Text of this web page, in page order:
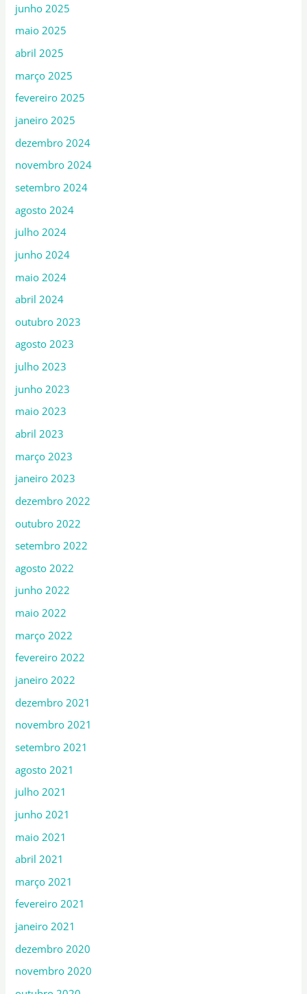
junho 2025
maio 2025
abril 2025
março 2025
fevereiro 2025
janeiro 2025
dezembro 2024
novembro 2024
setembro 2024
agosto 2024
julho 2024
junho 2024
maio 2024
abril 2024
outubro 2023
agosto 2023
julho 2023
junho 2023
maio 2023
abril 2023
março 2023
janeiro 2023
dezembro 2022
outubro 2022
setembro 2022
agosto 2022
junho 2022
maio 2022
março 2022
fevereiro 2022
janeiro 2022
dezembro 2021
novembro 2021
setembro 2021
agosto 2021
julho 2021
junho 2021
maio 2021
abril 2021
março 2021
fevereiro 2021
janeiro 2021
dezembro 2020
novembro 2020